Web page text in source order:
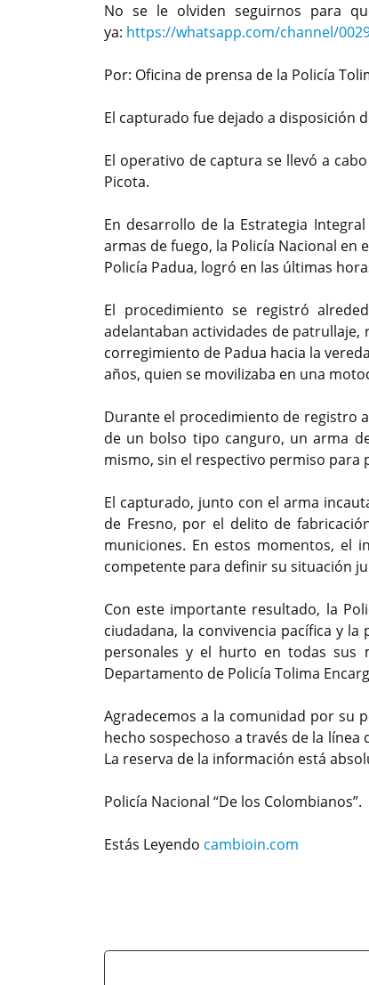
No se le olviden seguirnos para
ya: https://whatsapp.com/channel/
Por: Oficina de prensa de la Policía
El capturado fue dejado a disposición
El operativo de captura se llevó a
Picota.
En desarrollo de la Estrategia
armas de fuego, la Policía Nacional
Policía Padua, logró en las últimas
El procedimiento se registró
adelantaban actividades de
corregimiento de Padua hacia la
años, quien se movilizaba en una
Durante el procedimiento de registro
de un bolso tipo canguro, un arma
mismo, sin el respectivo permiso para
El capturado, junto con el arma
de Fresno, por el delito de
municiones. En estos momentos, el
competente para definir su situación
Con este importante resultado, la
ciudadana, la convivencia pacífica y
personales y el hurto en todas sus
Departamento de Policía Tolima
Agradecemos a la comunidad por su
hecho sospechoso a través de la
La reserva de la información está
Policía Nacional “De los Colombianos”.
Estás Leyendo cambioin.com